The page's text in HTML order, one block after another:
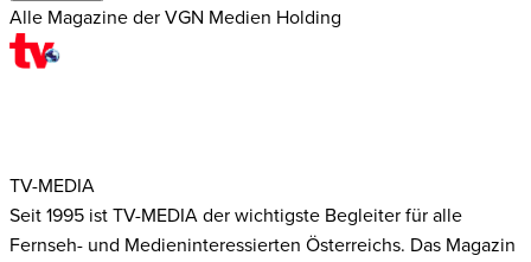
Alle Magazine der VGN Medien Holding
TV-MEDIA
Seit 1995 ist TV-MEDIA der wichtigste Begleiter für alle
Fernseh- und Medieninteressierten Österreichs. Das Magazin